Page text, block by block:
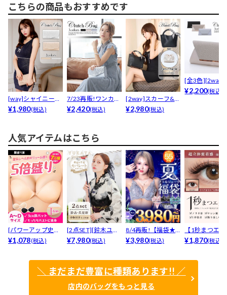
こちらの商品もおすすめです
[way]シャイニーラ
メプリーツクラッ...
¥1,980(税込)
7/23再販!ワンカラ
ープリーツクラッ...
¥2,420(税込)
[2way]スカーフ&
巾着付き...
¥2,980(税込)
[全3色][2way]
プルデザイン...
¥2,200(税込)
人気アイテムはこちら
[パワーアップ史上
最強5倍盛りアップ
¥1,078(税込)
[2点SET][鈴木ユリ
ア(baby)...
¥7,980(税込)
8/4再販!【福袋★
ブラセット3点
¥3,980(税込)
【1秒まつエ
リュームタイ
¥1,870(税込)
＼ まだまだ豊富に種類あります!! ／
店内のバッグをもっと見る